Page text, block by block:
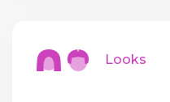
Looks